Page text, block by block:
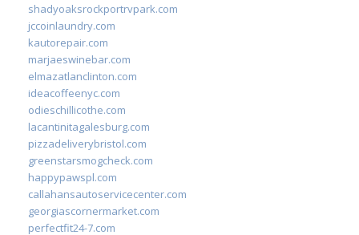
shadyoaksrockportrvpark.com
jccoinlaundry.com
kautorepair.com
marjaeswinebar.com
elmazatlanclinton.com
ideacoffeenyc.com
odieschillicothe.com
lacantinitagalesburg.com
pizzadeliverybristol.com
greenstarsmogcheck.com
happypawspl.com
callahansautoservicecenter.com
georgiascornermarket.com
perfectfit24-7.com